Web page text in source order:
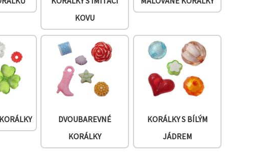
KOVU
DVOUBAREVNÉ
KORÁLKY
KORÁLKY S BÍLÝM
JÁDREM